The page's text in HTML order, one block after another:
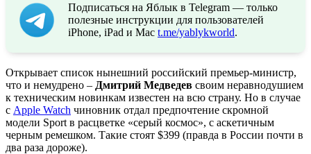
Подписаться на Яблык в Telegram — только
полезные инструкции для пользователей
iPhone, iPad и Mac t.me/yablykworld.
Открывает список нынешний российский премьер-министр,
что и немудрено – Дмитрий Медведев своим неравнодушием
к техническим новинкам известен на всю страну. Но в случае
с Apple Watch чиновник отдал предпочтение скромной
модели Sport в расцветке «серый космос», с аскетичным
черным ремешком. Такие стоят $399 (правда в России почти в
два раза дороже).